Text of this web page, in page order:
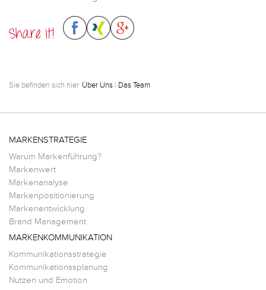
Share it!
Sie befinden sich hier Über Uns | Das Team
MARKENSTRATEGIE
Warum Markenführung?
Markenwert
Markenanalyse
Markenpositionierung
Markenentwicklung
Brand Management
MARKENKOMMUNIKATION
Kommunikationsstrategie
Kommunikationssplanung
Nutzen und Emotion